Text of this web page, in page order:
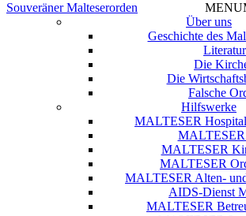
Souveräner Malteserorden
MENU
Über uns
Geschichte des
Literatur
Die
Die
Falsche
Hilfswerke
MALTESER
MALTESER
MALTESER
MALTESER
MALTESER Alten-
AIDS-Dienst
MALTESER